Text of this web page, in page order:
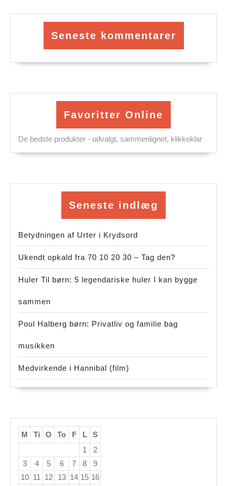
Seneste kommentarer
Favoritter Online
De bedste produkter - udvalgt, sammenlignet, klikkeklar
Seneste indlæg
Betydningen af Urter i Krydsord
Ukendt opkald fra 70 10 20 30 – Tag den?
Huler Til børn: 5 legendariske huler I kan bygge
sammen
Poul Halberg børn: Privatliv og familie bag
musikken
Medvirkende i Hannibal (film)
M Ti O To F L
S
1
2
3
4 5 6 7 8
9
10 11 12 13 14 15 16